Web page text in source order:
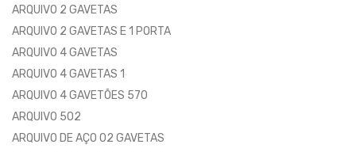
ARQUIVO 2 GAVETAS
ARQUIVO 2 GAVETAS E 1 PORTA
ARQUIVO 4 GAVETAS
ARQUIVO 4 GAVETAS 1
ARQUIVO 4 GAVETÕES 570
ARQUIVO 502
ARQUIVO DE AÇO 02 GAVETAS